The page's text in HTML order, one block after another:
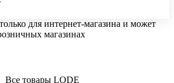
для интернет-магазина и может
магазинах
Все товары LODE